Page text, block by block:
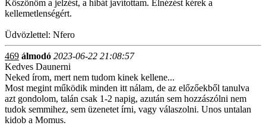
Köszönöm a jelzést, a hibát javítottam. Elnézést kérek a
kellemetlenségért.
Üdvözlettel: Nfero
469 álmodó 2023-06-22 21:08:57
Kedves Daunerni
Neked írom, mert nem tudom kinek kellene...
Most megint működik minden itt nálam, de az előzőekből tanulva
azt gondolom, talán csak 1-2 napig, azután sem hozzászólni nem
tudok semmihez, sem üzenetet írni, vagy válaszolni. Unos untalan
kidob a Momus.